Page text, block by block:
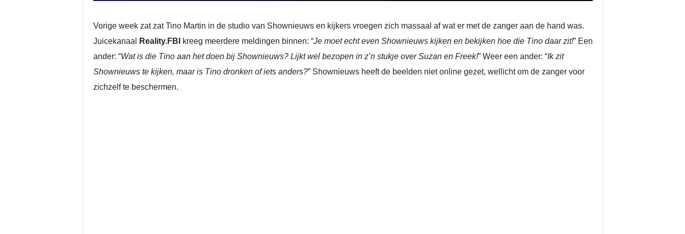
Vorige week zat zat Tino Martin in de studio van Shownieuws en kijkers vroegen zich massaal af wat er met de zanger aan de hand was.
Juicekanaal
Reality.FBI kreeg meerdere meldingen binnen: “Je moet echt even Shownieuws kijken en bekijken hoe die Tino daar zit!” Een
ander: “Wat is die Tino aan het doen bij Shownieuws? Lijkt wel bezopen in z’n stukje over Suzan en Freek!” Weer een ander: “Ik zit
Shownieuws te kijken, maar is Tino dronken of iets anders?” Shownieuws heeft de beelden niet online gezet, wellicht om de zanger voor
zichzelf te beschermen.